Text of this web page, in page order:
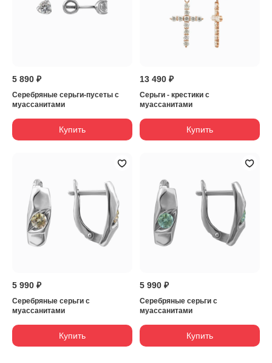
5 890 ₽
Серебряные серьги-пусеты с
муассанитами
Купить
13 490 ₽
Серьги - крестики с
муассанитами
Купить
5 990 ₽
Серебряные серьги с
муассанитами
Купить
5 990 ₽
Серебряные серьги с
муассанитами
Купить